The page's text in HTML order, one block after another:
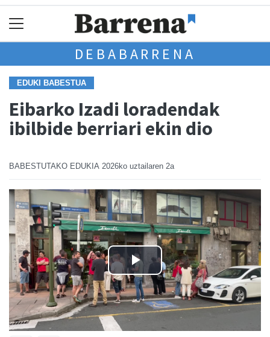
DEBABARRENA
EDUKI BABESTUA
Eibarko Izadi loradendak
ibilbide berriari ekin dio
BABESTUTAKO EDUKIA 2026ko uztailaren 2a